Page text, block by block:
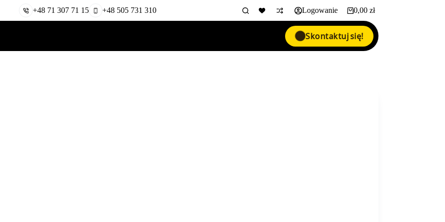
+48 71 307 71 15 +48 505 731 310 Logowanie Koszyk
0,00 zł
Skontaktuj się!